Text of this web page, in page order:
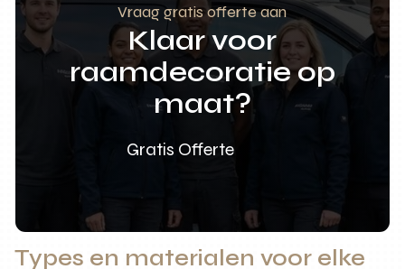
Vraag gratis offerte aan
Klaar voor
raamdecoratie op
maat?
Gratis Offerte
Types en materialen voor elke